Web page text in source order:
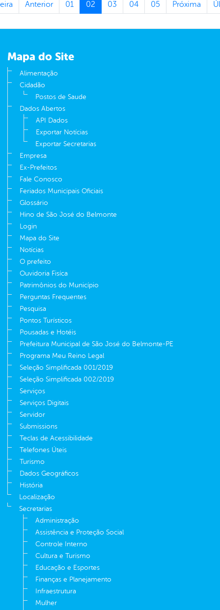
Anterior 01 02 03 04 05 Próxima
Mapa do Site
Alimentação
Cidadão
Postos de Saude
Dados Abertos
API Dados
Exportar Notícias
Exportar Secretarias
Empresa
Ex-Prefeitos
Fale Conosco
Feriados Municipais Oficiais
Glossário
Hino de São José do Belmonte
Login
Mapa do Site
Notícias
O prefeito
Ouvidoria Fisíca
Patrimônios do Município
Perguntas Frequentes
Pesquisa
Pontos Turísticos
Pousadas e Hotéis
Prefeitura Municipal de São José do Belmonte-PE
Programa Meu Reino Legal
Seleção Simplificada 001/2019
Seleção Simplificada 002/2019
Serviços
Serviços Digitais
Servidor
Submissions
Teclas de Acessibilidade
Telefones Úteis
Turismo
Dados Geográficos
História
Localização
Secretarias
Administração
Assistência e Proteção Social
Controle Interno
Cultura e Turismo
Educação e Esportes
Finanças e Planejamento
Infraestrutura
Mulher